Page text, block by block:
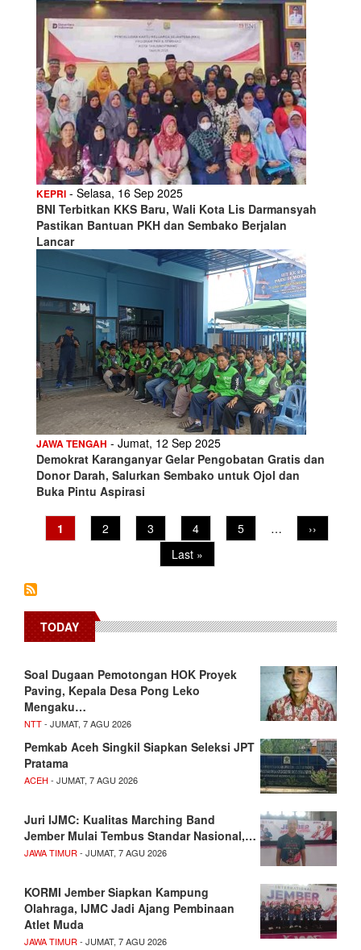
KEPRI - Selasa, 16 Sep 2025
BNI Terbitkan KKS Baru, Wali Kota Lis Darmansyah
Pastikan Bantuan PKH dan Sembako Berjalan
Lancar
JAWA TENGAH - Jumat, 12 Sep 2025
Demokrat Karanganyar Gelar Pengobatan Gratis dan
Donor Darah, Salurkan Sembako untuk Ojol dan
Buka Pintu Aspirasi
Pagination
Current
page
1 Page
2 Page
3 Page
4 Page
5 …
Next
page
››
Last
page
Last »
TODAY
​Soal Dugaan Pemotongan HOK Proyek
Paving, Kepala Desa Pong Leko
Mengaku…
NTT- JUMAT, 7 AGU 2026
Pemkab Aceh Singkil Siapkan Seleksi JPT
Pratama
ACEH - JUMAT, 7 AGU 2026
Juri IJMC: Kualitas Marching Band
Jember Mulai Tembus Standar Nasional,…
JAWA TIMUR - JUMAT, 7 AGU 2026
KORMI Jember Siapkan Kampung
Olahraga, IJMC Jadi Ajang Pembinaan
Atlet Muda
JAWA TIMUR - JUMAT, 7 AGU 2026